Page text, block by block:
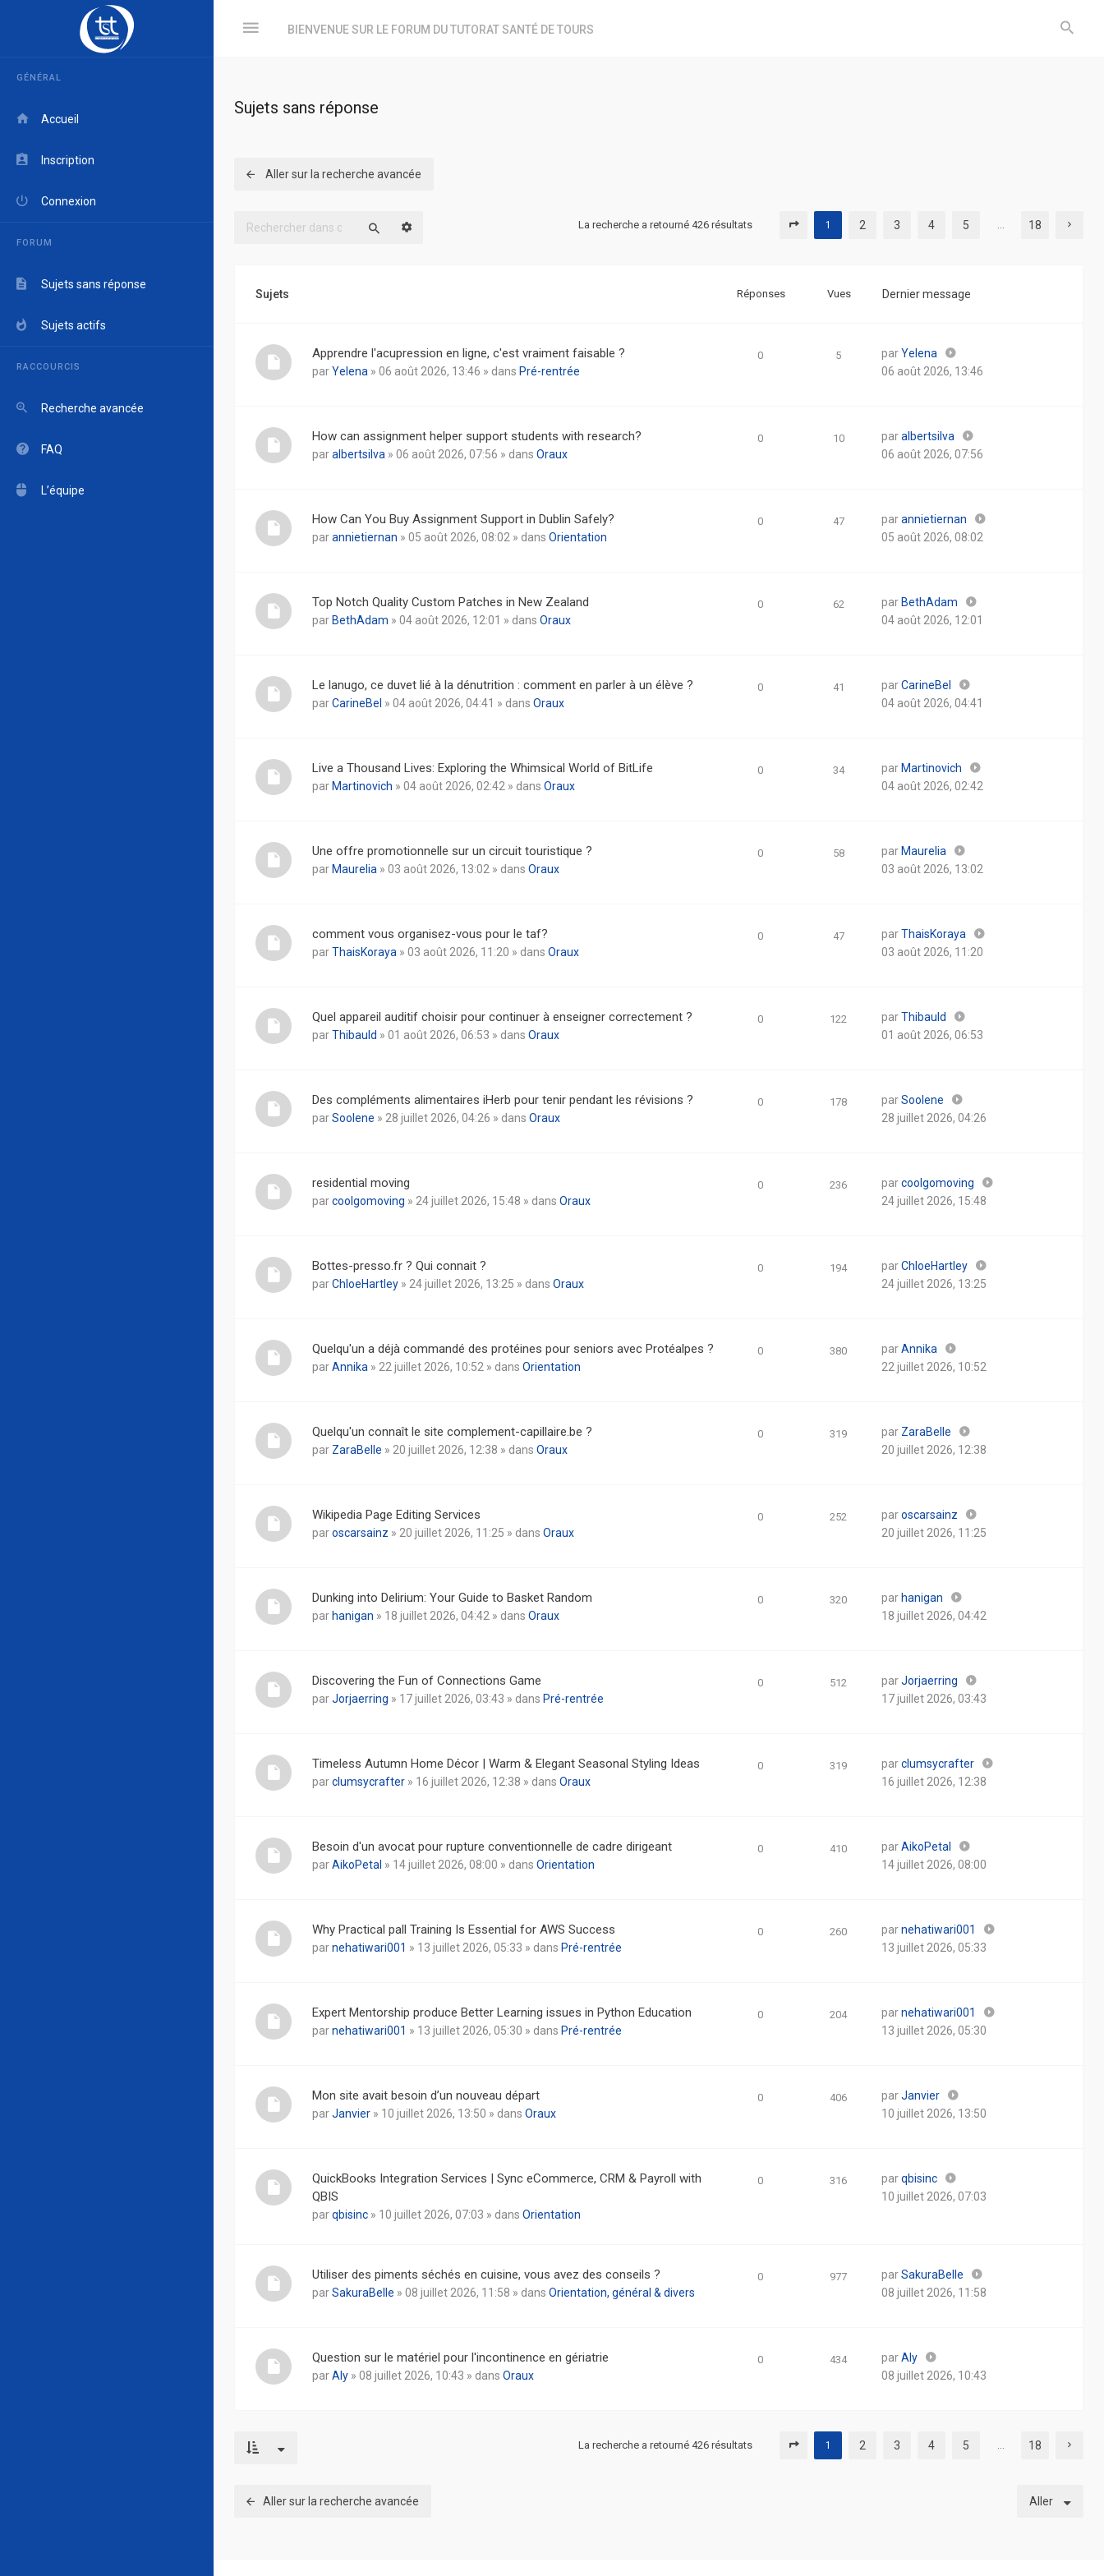
BIENVENUE SUR LE FORUM DU TUTORAT SANTÉ DE TOURS
GÉNÉRAL
Accueil
Inscription
Connexion
FORUM
Sujets sans réponse
Sujets actifs
RACCOURCIS
Recherche avancée
FAQ
L’équipe
Sujets sans réponse
Aller sur la recherche avancée
Recherche avancée La recherche a retourné 426 résultats 1 2 3 4 5 … 18
Sujets Réponses Vues Dernier message
Apprendre l'acupression en ligne, c'est vraiment faisable ?
parYelena » 06 août 2026, 13:46 » dans Pré-rentrée
0 5 parYelena
06 août 2026, 13:46
How can assignment helper support students with research?
paralbertsilva » 06 août 2026, 07:56 » dans Oraux
0 10 paralbertsilva
06 août 2026, 07:56
How Can You Buy Assignment Support in Dublin Safely?
parannietiernan » 05 août 2026, 08:02 » dans Orientation
0 47 parannietiernan
05 août 2026, 08:02
Top Notch Quality Custom Patches in New Zealand
par BethAdam » 04 août 2026, 12:01 » dans Oraux
0 62 par BethAdam
04 août 2026, 12:01
Le lanugo, ce duvet lié à la dénutrition : comment en parler à un élève ?
parCarineBel » 04 août 2026, 04:41 » dans Oraux
0 41 parCarineBel
04 août 2026, 04:41
Live a Thousand Lives: Exploring the Whimsical World of BitLife
par Martinovich » 04 août 2026, 02:42 » dans Oraux
0 34 par Martinovich
04 août 2026, 02:42
Une offre promotionnelle sur un circuit touristique ?
par Maurelia » 03 août 2026, 13:02 » dans Oraux
0 58 par Maurelia
03 août 2026, 13:02
comment vous organisez-vous pour le taf?
parThaisKoraya » 03 août 2026, 11:20 » dans Oraux
0 47 parThaisKoraya
03 août 2026, 11:20
Quel appareil auditif choisir pour continuer à enseigner correctement ?
parThibauld » 01 août 2026, 06:53 » dans Oraux
0 122 parThibauld
01 août 2026, 06:53
Des compléments alimentaires iHerb pour tenir pendant les révisions ?
parSoolene » 28 juillet 2026, 04:26 » dans Oraux
0 178 parSoolene
28 juillet 2026, 04:26
residential moving
parcoolgomoving » 24 juillet 2026, 15:48 » dans Oraux
0 236 parcoolgomoving
24 juillet 2026, 15:48
Bottes-presso.fr ? Qui connait ?
parChloeHartley » 24 juillet 2026, 13:25 » dans Oraux
0 194 parChloeHartley
24 juillet 2026, 13:25
Quelqu'un a déjà commandé des protéines pour seniors avec Protéalpes ?
parAnnika » 22 juillet 2026, 10:52 » dans Orientation
0 380 parAnnika
22 juillet 2026, 10:52
Quelqu'un connaît le site complement-capillaire.be ?
par ZaraBelle » 20 juillet 2026, 12:38 » dans Oraux
0 319 par ZaraBelle
20 juillet 2026, 12:38
Wikipedia Page Editing Services
paroscarsainz » 20 juillet 2026, 11:25 » dans Oraux
0 252 paroscarsainz
20 juillet 2026, 11:25
Dunking into Delirium: Your Guide to Basket Random
par hanigan » 18 juillet 2026, 04:42 » dans Oraux
0 320 par hanigan
18 juillet 2026, 04:42
Discovering the Fun of Connections Game
parJorjaerring » 17 juillet 2026, 03:43 » dans Pré-rentrée
0 512 parJorjaerring
17 juillet 2026, 03:43
Timeless Autumn Home Décor | Warm & Elegant Seasonal Styling Ideas
parclumsycrafter » 16 juillet 2026, 12:38 » dans Oraux
0 319 parclumsycrafter
16 juillet 2026, 12:38
Besoin d'un avocat pour rupture conventionnelle de cadre dirigeant
parAikoPetal » 14 juillet 2026, 08:00 » dans Orientation
0 410 parAikoPetal
14 juillet 2026, 08:00
Why Practical pall Training Is Essential for AWS Success
parnehatiwari001 » 13 juillet 2026, 05:33 » dans Pré-rentrée
0 260 parnehatiwari001
13 juillet 2026, 05:33
Expert Mentorship produce Better Learning issues in Python Education
parnehatiwari001 » 13 juillet 2026, 05:30 » dans Pré-rentrée
0 204 parnehatiwari001
13 juillet 2026, 05:30
Mon site avait besoin d’un nouveau départ
parJanvier » 10 juillet 2026, 13:50 » dans Oraux
0 406 parJanvier
10 juillet 2026, 13:50
QuickBooks Integration Services | Sync eCommerce, CRM & Payroll with
QBIS
parqbisinc » 10 juillet 2026, 07:03 » dans Orientation
0 316 parqbisinc
10 juillet 2026, 07:03
Utiliser des piments séchés en cuisine, vous avez des conseils ?
parSakuraBelle » 08 juillet 2026, 11:58 » dans Orientation, général & divers
0 977 parSakuraBelle
08 juillet 2026, 11:58
Question sur le matériel pour l'incontinence en gériatrie
parAly » 08 juillet 2026, 10:43 » dans Oraux
0 434 parAly
08 juillet 2026, 10:43
La recherche a retourné 426 résultats 1 2 3 4 5 … 18
Aller sur la recherche avancée Aller